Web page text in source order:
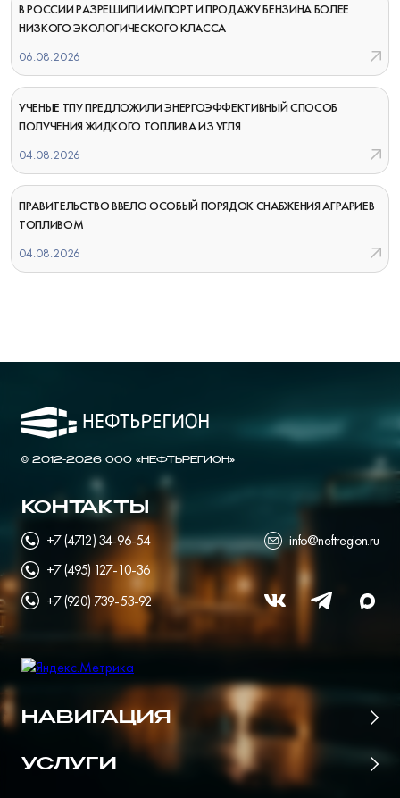
В РОССИИ РАЗРЕШИЛИ ИМПОРТ И ПРОДАЖУ БЕНЗИНА БОЛЕЕ
НИЗКОГО ЭКОЛОГИЧЕСКОГО КЛАССА
06.08.2026
УЧЕНЫЕ ТПУ ПРЕДЛОЖИЛИ ЭНЕРГОЭФФЕКТИВНЫЙ СПОСОБ
ПОЛУЧЕНИЯ ЖИДКОГО ТОПЛИВА ИЗ УГЛЯ
04.08.2026
ПРАВИТЕЛЬСТВО ВВЕЛО ОСОБЫЙ ПОРЯДОК СНАБЖЕНИЯ АГРАРИЕВ
ТОПЛИВОМ
04.08.2026
© 2012-2026 ООО «НЕФТЬРЕГИОН»
НАВИГАЦИЯ
УСЛУГИ
КОНТАКТЫ
+7 (4712) 34-96-54
+7 (495) 127-10-36
+7 (920) 739-53-92
info@neftregion.ru